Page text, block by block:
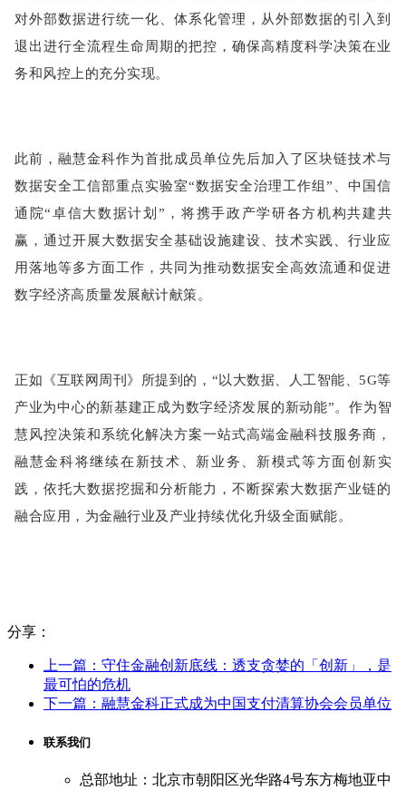
对外部数据进行统一化、体系化管理，从外部数据的引入到
退出进行全流程生命周期的把控，确保高精度科学决策在业
务和风控上的充分实现。
此前，融慧金科作为首批成员单位先后加入了区块链技术与
数据安全工信部重点实验室“数据安全治理工作组”、中国信
通院“卓信大数据计划”，将携手政产学研各方机构共建共
赢，通过开展大数据安全基础设施建设、技术实践、行业应
用落地等多方面工作，共同为推动数据安全高效流通和促进
数字经济高质量发展献计献策。
正如《互联网周刊》所提到的，“以大数据、人工智能、5G等
产业为中心的新基建正成为数字经济发展的新动能”。作为智
慧风控决策和系统化解决方案一站式高端金融科技服务商，
融慧金科将继续在新技术、新业务、新模式等方面创新实
践，依托大数据挖掘和分析能力，不断探索大数据产业链的
融合应用，为金融行业及产业持续优化升级全面赋能。
分享：
上一篇：守住金融创新底线：透支贪婪的「创新」，是
最可怕的危机
下一篇：融慧金科正式成为中国支付清算协会会员单位
联系我们
总部地址：北京市朝阳区光华路4号东方梅地亚中